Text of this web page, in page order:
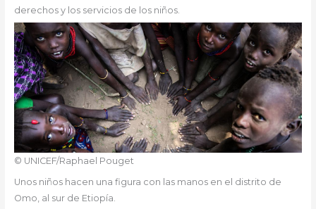
derechos y los servicios de los niños.
© UNICEF/Raphael Pouget
Unos niños hacen una figura con las manos en el distrito de
Omo, al sur de Etiopía.